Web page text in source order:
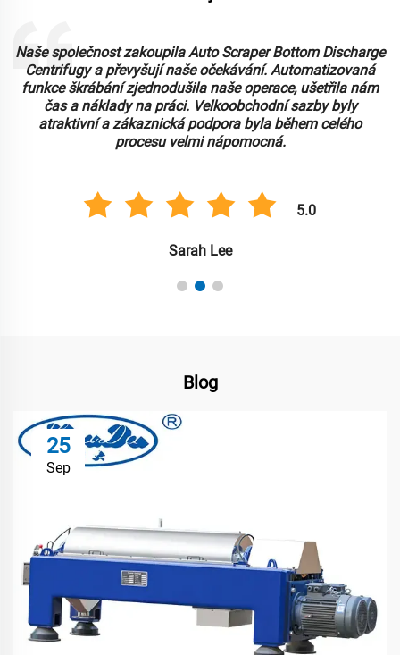
Naše společnost zakoupila Auto Scraper Bottom Discharge
Centrifugy a převyšují naše očekávání. Automatizovaná
funkce škrábání zjednodušila naše operace, ušetřila nám
čas a náklady na práci. Velkoobchodní sazby byly
atraktivní a zákaznická podpora byla během celého
procesu velmi nápomocná.
5.0
Sarah Lee
Blog
25
Sep